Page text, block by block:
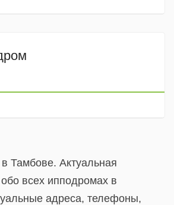
Тамбове. Актуальная
всех ипподромах в
адреса, телефоны,